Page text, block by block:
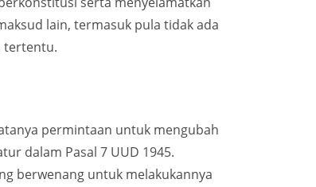
lain, termasuk pula tidak ada
tertentu.
permintaan untuk mengubah
dalam Pasal 7 UUD 1945.
berwenang untuk melakukannya